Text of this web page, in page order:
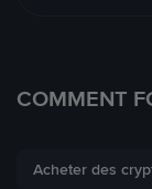
COMMENT
Acheter des